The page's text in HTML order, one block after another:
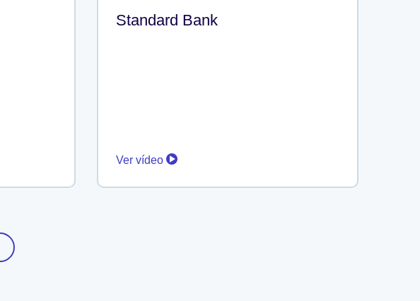
Standard Bank
Ver vídeo